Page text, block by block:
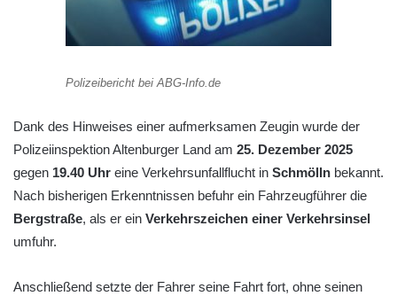
Polizeibericht bei ABG-Info.de
Dank des Hinweises einer aufmerksamen Zeugin wurde der
Polizeiinspektion Altenburger Land am 25. Dezember 2025
gegen 19.40 Uhr eine Verkehrsunfallflucht in Schmölln bekannt.
Nach bisherigen Erkenntnissen befuhr ein Fahrzeugführer die
Bergstraße, als er ein Verkehrszeichen einer Verkehrsinsel
umfuhr.
Anschließend setzte der Fahrer seine Fahrt fort, ohne seinen